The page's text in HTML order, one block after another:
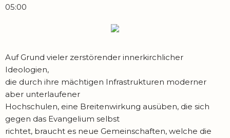
05:00
Auf Grund vieler zerstörender innerkirchlicher
Ideologien,
die durch ihre mächtigen Infrastrukturen moderner
aber unterlaufener
Hochschulen, eine Breitenwirkung ausüben, die sich
gegen das Evangelium selbst
richtet, braucht es neue Gemeinschaften, welche die